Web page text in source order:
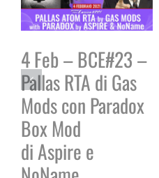
4 Feb – BCE#23 –
Pallas RTA di Gas
Mods con Paradox
Box Mod
di Aspire e